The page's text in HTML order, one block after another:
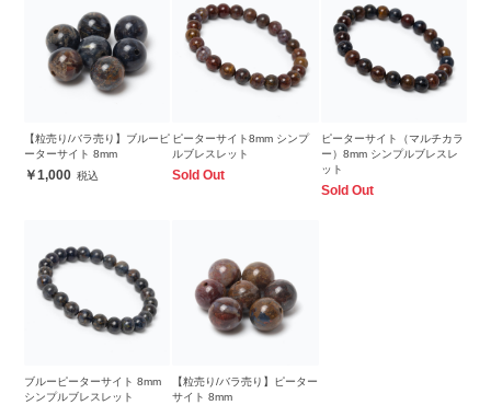
【粒売り/バラ売り】ブルーピ
ーターサイト 8mm
1,000
ピーターサイト8mm シンプ
ルブレスレット
Sold Out
ピーターサイト（マルチカラ
ー）8mm シンプルブレスレ
ット
Sold Out
ブルーピーターサイト 8mm
シンプルブレスレット
【粒売り/バラ売り】ピーター
サイト 8mm